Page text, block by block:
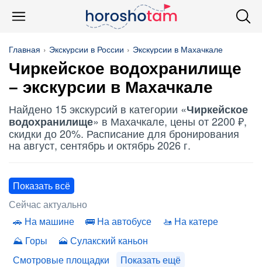
Главная Экскурсии в России Экскурсии в Махачкале
Чиркейское водохранилище
– экскурсии в Махачкале
Найдено 15 экскурсий в категории «Чиркейское
водохранилище» в Махачкале, цены от 2200 ₽,
скидки до 20%. Расписание для бронирования
на август, сентябрь и октябрь 2026 г.
Показать всё
Сейчас актуально
На машине
На автобусе
На катере
Горы
Сулакский каньон
Смотровые площадки
Показать ещё